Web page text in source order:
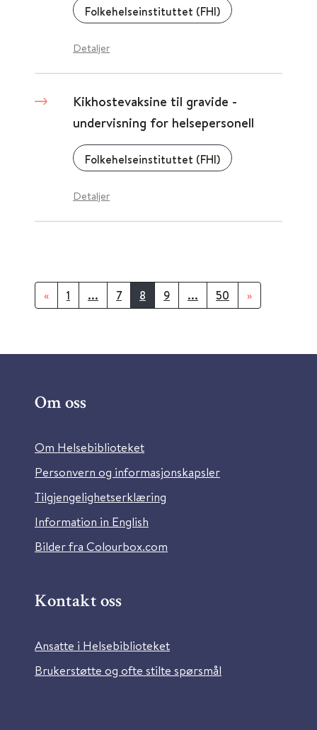
Folkehelseinstituttet (FHI)
Detaljer
Kikhostevaksine til gravide -
undervisning for helsepersonell
Folkehelseinstituttet (FHI)
Detaljer
« 1 ... 7 8 9 ... 50 »
Om oss
Om Helsebiblioteket
Personvern og informasjonskapsler
Tilgjengelighetserklæring
Information in English
Bilder fra Colourbox.com
Kontakt oss
Ansatte i Helsebiblioteket
Brukerstøtte og ofte stilte spørsmål